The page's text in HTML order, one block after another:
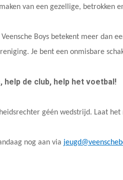
van een gezellige, betrokken
Veensche Boys betekent meer dan
Je bent een onmisbare
help de club, help het voetbal!
géén wedstrijd. Laat het
nog aan via